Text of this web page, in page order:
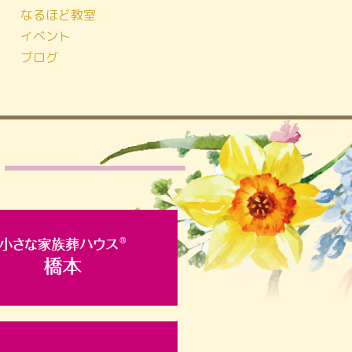
なるほど教室
イベント
ブログ